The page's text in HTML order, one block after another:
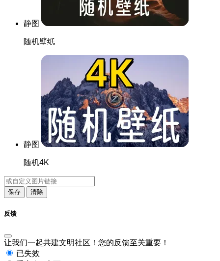
静图
随机壁纸
静图
随机4K
保存 清除
反馈
让我们一起共建文明社区！您的反馈至关重要！
已失效